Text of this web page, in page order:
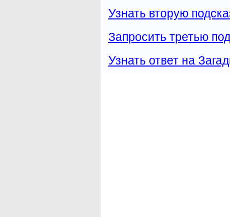
Узнать вторую
Запросить третью
Узнать ответ на